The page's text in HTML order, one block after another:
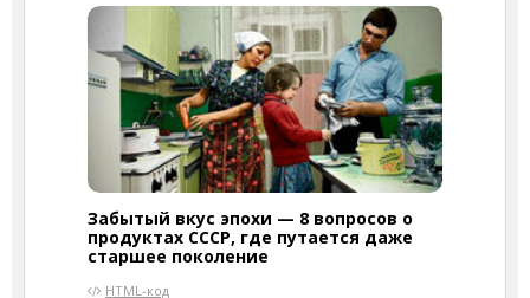
Забытый вкус эпохи — 8 вопросов о
продуктах СССР, где путается даже
старшее поколение
HTML-код